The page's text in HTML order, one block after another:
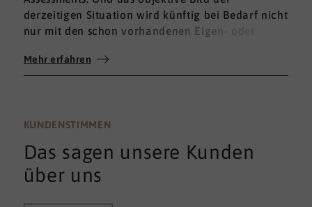
derzeitigen Situation wird künftig bei Bedarf nicht
nur mit den schon vorhandenen Eigen- oder
umfassenden 360°-Feedback.
Mehr erfahren
KUNDENSTIMMEN
Das sagen unsere Kunden
über uns